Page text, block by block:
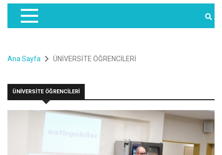
Ana Sayfa ÜNİVERSİTE ÖĞRENCİLERİ
ÜNİVERSİTE ÖĞRENCİLERİ